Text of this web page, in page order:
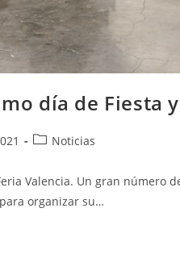
día de Fiesta
Noticias
Valencia. Un gran número
organizar su…